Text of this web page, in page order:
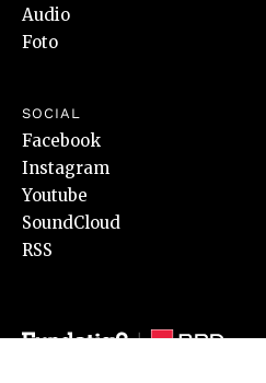
Audio
Foto
SOCIAL
Facebook
Instagram
Youtube
SoundCloud
RSS